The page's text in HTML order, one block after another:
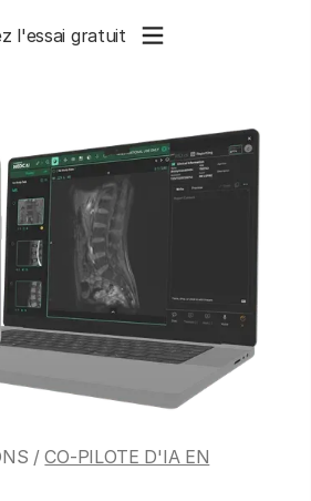
l'essai gratuit
/CO-PILOTE D'IA EN